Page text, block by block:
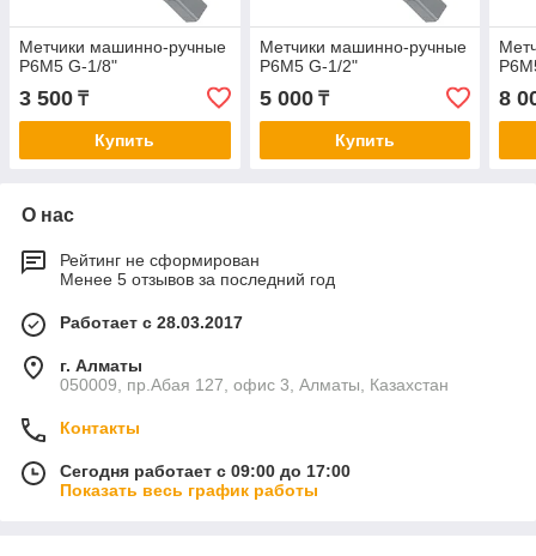
Метчики машинно-ручные
Р6М5 G-1/8"
3 500 ₸
Купить
Метчики машинно-ручные
Р6М5 G-1/2"
5 000₸
Купить
8
О нас
Рейтинг не сформирован
Менее 5 отзывов за последний год
Работает с 28.03.2017
г. Алматы
050009, пр.Абая 127, офис 3, Алматы, Казахстан
Контакты
Сегодня работает с 09:00 до 17:00
Показать весь график работы